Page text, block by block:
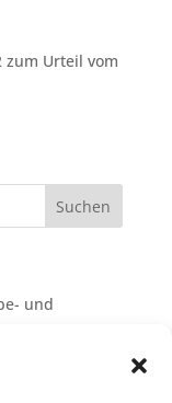
zum Urteil vom
und
bei Streit über